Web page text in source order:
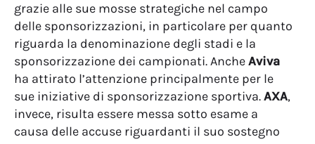
grazie alle sue mosse strategiche nel campo
delle sponsorizzazioni, in particolare per quanto
riguarda la denominazione degli stadi e la
sponsorizzazione dei campionati. AncheAviva
ha attirato l’attenzione principalmente per le
sue iniziative di sponsorizzazione sportiva.AXA,
invece, risulta essere messa sotto esame a
causa delle accuse riguardanti il suo sostegno